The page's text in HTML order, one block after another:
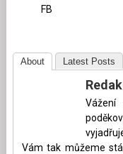
FB
About Latest Posts
Vám tak můžeme